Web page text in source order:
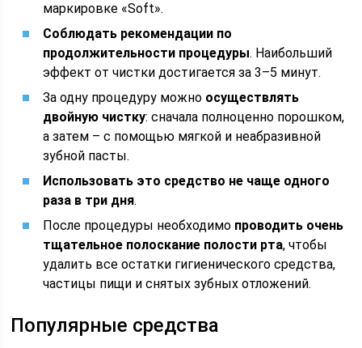
маркировке «Soft».
Соблюдать рекомендации по
продолжительности процедуры. Наибольший
эффект от чистки достигается за 3–5 минут.
За одну процедуру можно осуществлять
двойную чистку: сначала полноценно порошком,
а затем – с помощью мягкой и неабразивной
зубной пасты.
Использовать это средство не чаще одного
раза в три дня.
После процедуры необходимо проводить очень
тщательное полоскание полости рта, чтобы
удалить все остатки гигиенического средства,
частицы пищи и снятых зубных отложений.
Популярные средства